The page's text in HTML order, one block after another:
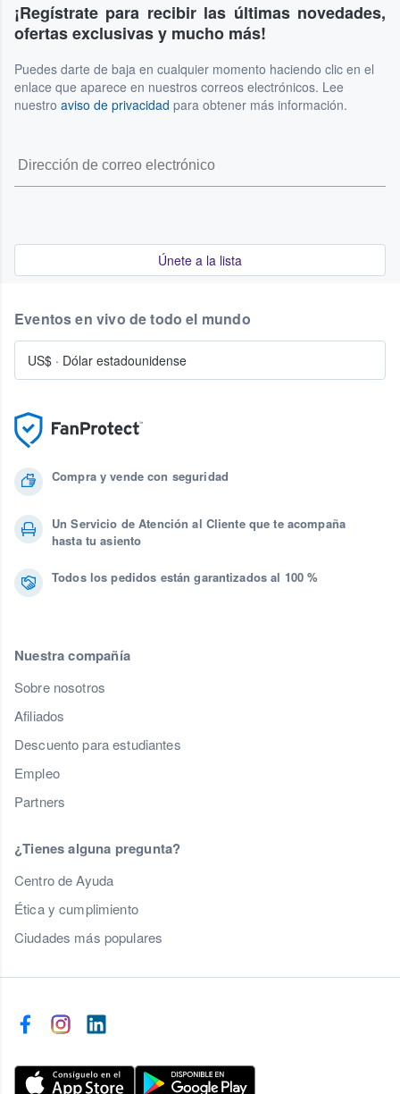
¡Regístrate para recibir las últimas novedades,
ofertas exclusivas y mucho más!
Puedes darte de baja en cualquier momento haciendo clic en el
enlace que aparece en nuestros correos electrónicos. Lee
nuestro aviso de privacidad para obtener más información.
Únete a la lista
Compra y vende con seguridad
Un Servicio de Atención al Cliente que te acompaña
hasta tu asiento
Todos los pedidos están garantizados al 100 %
Nuestra compañía
Sobre nosotros
Afiliados
Descuento para estudiantes
Empleo
Partners
¿Tienes alguna pregunta?
Centro de Ayuda
Ética y cumplimiento
Ciudades más populares
Eventos en vivo de todo el mundo
US$ · Dólar estadounidense